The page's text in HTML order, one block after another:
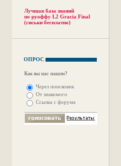
Лучшая база знаний
по руоффу L2 Gracia Final
(сиськи бесплатно)
ОПРОС
Как вы нас нашли?
Через поисковик
От знакомого
Ссылка с форума